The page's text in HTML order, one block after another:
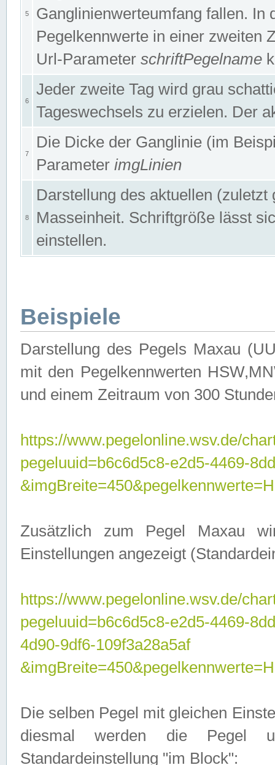
5
Ganglinienwerteumfang fallen. In
Pegelkennwerte in einer zweiten
Url-Parameter schriftPegelname
6
Jeder zweite Tag wird grau
Tageswechsels zu erzielen. Der
7
Die Dicke der Ganglinie (im
Parameter imgLinien
8
Darstellung des aktuellen
Masseinheit. Schriftgröße lässt
einstellen.
Beispiele
Darstellung des Pegels Maxau
mit den Pegelkennwerten
und einem Zeitraum von 300
https://www.pegelonline.wsv.de/
pegeluuid=b6c6d5c8-e2d5-4469-
Zusätzlich zum Pegel Maxau
Einstellungen angezeigt
https://www.pegelonline.wsv.de/
pegeluuid=b6c6d5c8-e2d5-4469-
4d90-9df6-109f3a28a5af
Die selben Pegel mit gleichen
diesmal werden die Pegel
Standardeinstellung "im Block":